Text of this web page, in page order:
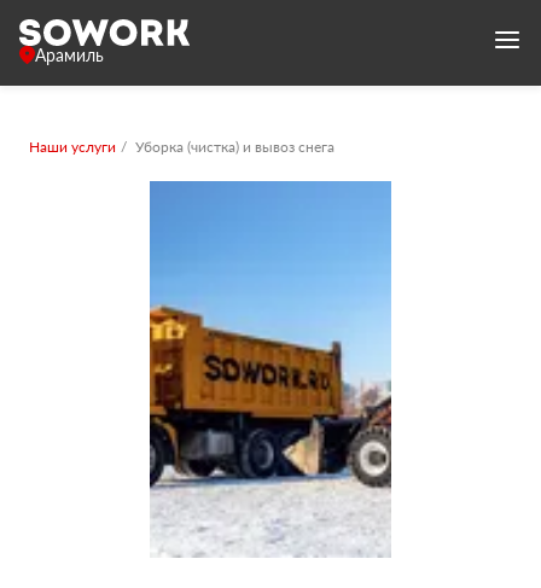
Арамиль
Наши услуги Уборка (чистка) и вывоз снега